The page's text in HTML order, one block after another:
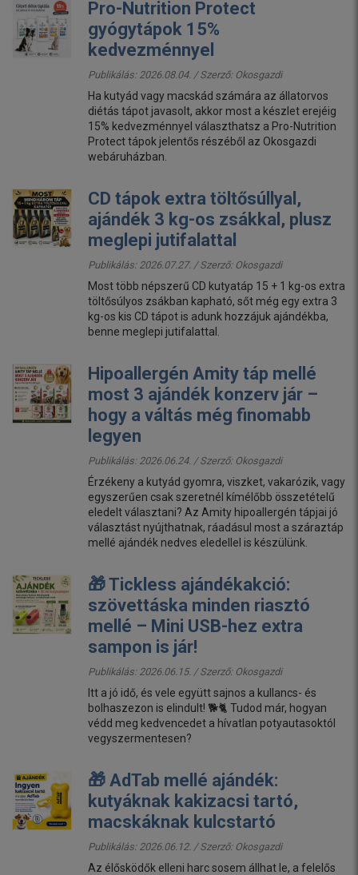
Pro-Nutrition Protect
gyógytápok 15%
kedvezménnyel
Publikálás: 2026.08.04. / Szerző: Okosgazdi
Ha kutyád vagy macskád számára az állatorvos
diétás tápot javasolt, akkor most a készlet erejéig
15% kedvezménnyel választhatsz a Pro-Nutrition
Protect tápok jelentős részéből az Okosgazdi
webáruházban.
CD tápok extra töltősúllyal,
ajándék 3 kg-os zsákkal, plusz
meglepi jutifalattal
Publikálás: 2026.07.27. / Szerző: Okosgazdi
Most több népszerű CD kutyatáp 15 + 1 kg-os extra
töltősúlyos zsákban kapható, sőt még egy extra 3
kg-os kis CD tápot is adunk hozzájuk ajándékba,
benne meglepi jutifalattal.
Hipoallergén Amity táp mellé
most 3 ajándék konzerv jár –
hogy a váltás még finomabb
legyen
Publikálás: 2026.06.24. / Szerző: Okosgazdi
Érzékeny a kutyád gyomra, viszket, vakarózik, vagy
egyszerűen csak szeretnél kímélőbb összetételű
eledelt választani? Az Amity hipoallergén tápjai jó
választást nyújthatnak, ráadásul most a száraztáp
mellé ajándék nedves eledellel is készülünk.
🎁 Tickless ajándékakció:
szövettáska minden riasztó
mellé – Mini USB-hez extra
sampon is jár!
Publikálás: 2026.06.15. / Szerző: Okosgazdi
Itt a jó idő, és vele együtt sajnos a kullancs- és
bolhaszezon is elindult! 🐕🐈 Tudod már, hogyan
védd meg kedvencedet a hívatlan potyautasoktól
vegyszermentesen?
🎁 AdTab mellé ajándék:
kutyáknak kakizacsi tartó,
macskáknak kulcstartó
Publikálás: 2026.06.12. / Szerző: Okosgazdi
Az élősködők elleni harc sosem állhat le, a felelős